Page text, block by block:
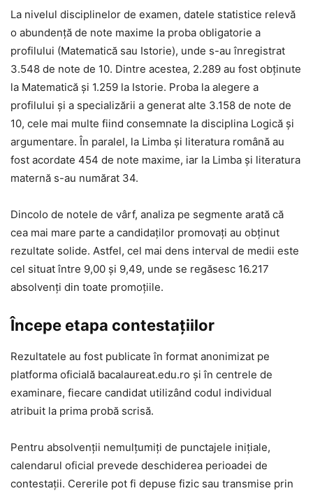
La nivelul disciplinelor de examen, datele statistice relevă
o abundență de note maxime la proba obligatorie a
profilului (Matematică sau Istorie), unde s-au înregistrat
3.548 de note de 10. Dintre acestea, 2.289 au fost obținute
la Matematică și 1.259 la Istorie. Proba la alegere a
profilului și a specializării a generat alte 3.158 de note de
10, cele mai multe fiind consemnate la disciplina Logică și
argumentare. În paralel, la Limba și literatura română au
fost acordate 454 de note maxime, iar la Limba și literatura
maternă s-au numărat 34.
Dincolo de notele de vârf, analiza pe segmente arată că
cea mai mare parte a candidaților promovați au obținut
rezultate solide. Astfel, cel mai dens interval de medii este
cel situat între 9,00 și 9,49, unde se regăsesc 16.217
absolvenți din toate promoțiile.
Începe etapa contestațiilor
Rezultatele au fost publicate în format anonimizat pe
platforma oficială bacalaureat.edu.ro și în centrele de
examinare, fiecare candidat utilizând codul individual
atribuit la prima probă scrisă.
Pentru absolvenții nemulțumiți de punctajele inițiale,
calendarul oficial prevede deschiderea perioadei de
contestații. Cererile pot fi depuse fizic sau transmise prin